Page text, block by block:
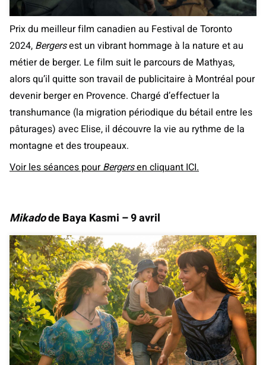
Prix du meilleur film canadien au Festival de Toronto
2024, Bergersest un vibrant hommage à la nature et au
métier de berger. Le film suit le parcours de Mathyas,
alors qu’il quitte son travail de publicitaire à Montréal pour
devenir berger en Provence. Chargé d’effectuer la
transhumance (la migration périodique du bétail entre les
pâturages) avec Elise, il découvre la vie au rythme de la
montagne et des troupeaux.
Voir les séances pourBergersen cliquant ICI.
Mikadode Baya Kasmi – 9 avril